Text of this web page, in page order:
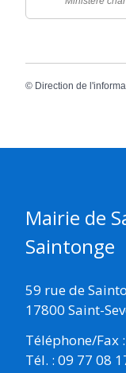
© Direction de
Mairie de
Saintonge
59 rue de
17800 Saint-
Téléphone/Fax
Tél. : 09 77 08